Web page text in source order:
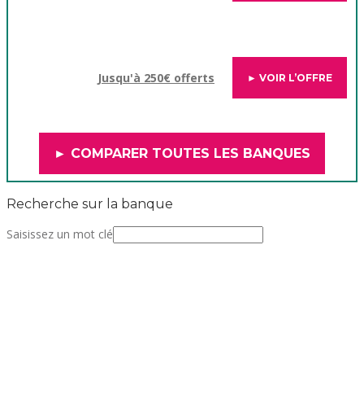
Jusqu'à 250€ offerts ► VOIR L’OFFRE
► COMPARER TOUTES LES BANQUES
Recherche sur la banque
Saisissez un mot clé